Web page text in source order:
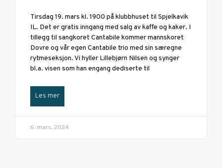
Tirsdag 19. mars kl. 1900 på klubbhuset til Spjelkavik
IL. Det er gratis inngang med salg av kaffe og kaker. I
tillegg til sangkoret Cantabile kommer mannskoret
Dovre og vår egen Cantabile trio med sin særegne
rytmeseksjon. Vi hyller Lillebjørn Nilsen og synger
bl.a. visen som han engang dediserte til
Les mer
6. mars, 2024